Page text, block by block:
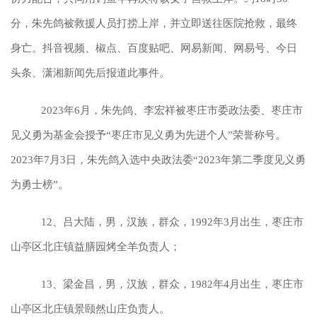
分，朱先鸽被救援人员打捞上岸，并立即送往医院抢救，最终
身亡。抖音视频、椒点、百度贴吧、网易新闻、网易号、今日
头条、潇湘新闻先后报道此事件。
2023年6月，朱先鸽、李宏祥被枣庄市委政法委、枣庄市
见义勇为基金会授予“枣庄市见义勇为先进个人”荣誉称号。
2023年7月3日，朱先鸽入选中央政法委“2023年第二季度见义勇
为勇士榜”。
12、吕大陆，男，汉族，群众，1992年3月出生，枣庄市
山亭区北庄镇益膳园烤全羊负责人；
13、梁金昌，男，汉族，群众，1982年4月出生，枣庄市
山亭区北庄镇景颐然山庄负责人。